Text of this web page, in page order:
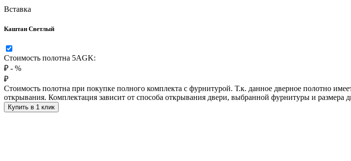
Вставка
Каштан Светлый
Стоимость полотна 5AGK:
₽ - %
₽
Стоимость полотна при покупке полного комплекта с фурнитурой. Т.к. данное дверное полотно
открывания. Комплектация зависит от способа открывания двери, выбранной фурнитуры и размера
Купить в 1 клик